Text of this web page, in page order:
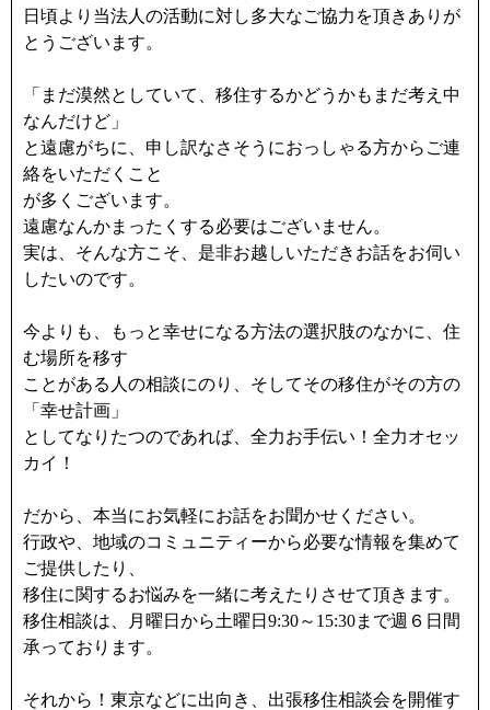
日頃より当法人の活動に対し多大なご協力を頂きありが
とうございます。
「まだ漠然としていて、移住するかどうかもまだ考え中
なんだけど」
と遠慮がちに、申し訳なさそうにおっしゃる方からご連
絡をいただくこと
が多くございます。
遠慮なんかまったくする必要はございません。
実は、そんな方こそ、是非お越しいただきお話をお伺い
したいのです。
今よりも、もっと幸せになる方法の選択肢のなかに、住
む場所を移す
ことがある人の相談にのり、そしてその移住がその方の
「幸せ計画」
としてなりたつのであれば、全力お手伝い！全力オセッ
カイ！
だから、本当にお気軽にお話をお聞かせください。
行政や、地域のコミュニティーから必要な情報を集めて
ご提供したり、
移住に関するお悩みを一緒に考えたりさせて頂きます。
移住相談は、月曜日から土曜日9:30～15:30まで週６日間
承っております。
それから！東京などに出向き、出張移住相談会を開催す